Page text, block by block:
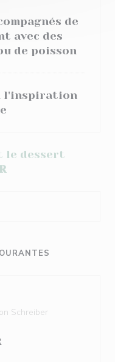
de
avec des
de poisson
l'inspiration
le dessert
Schreiber